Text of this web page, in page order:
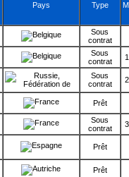
Pays Type
Sous
contrat
Sous
contrat
Sous
contrat
Prêt
Sous
contrat
Prêt
Prêt